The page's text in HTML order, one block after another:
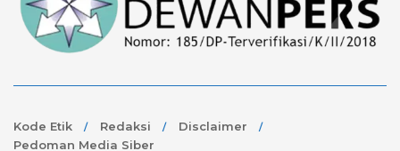
Kode Etik Redaksi
Disclaimer
Pedoman Media Siber